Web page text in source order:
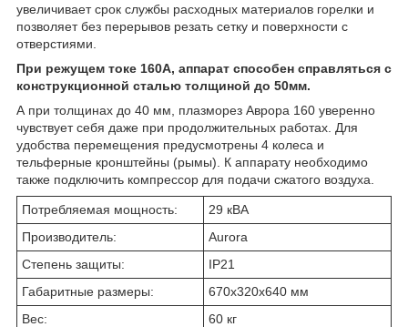
увеличивает срок службы расходных материалов горелки и
позволяет без перерывов резать сетку и поверхности с
отверстиями.
При режущем токе 160А, аппарат способен справляться с
конструкционной сталью толщиной до 50мм.
А при толщинах до 40 мм, плазморез Аврора 160 уверенно
чувствует себя даже при продолжительных работах. Для
удобства перемещения предусмотрены 4 колеса и
тельферные кронштейны (рымы). К аппарату необходимо
также подключить компрессор для подачи сжатого воздуха.
Потребляемая мощность:
29 кВА
Производитель:
Aurora
Степень защиты:
IP21
Габаритные размеры:
670x320x640 мм
Вес:
60 кг